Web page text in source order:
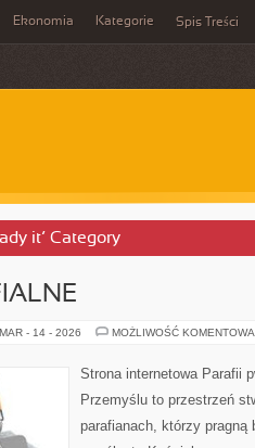
Ekonomia Kategorie Spis Treści
it’ Category
MAR - 14 - 2026 MOŻLIWOŚĆ
Strona internetowa Parafii
Przemyślu to przestrzeń
parafianach, którzy pragną